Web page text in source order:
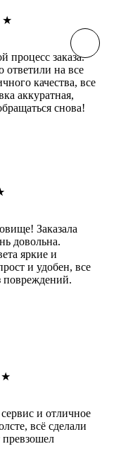
★
процесс заказа.
на все
качества, все
аккуратная,
снова!
Заказала
довольна.
яркие и
и удобен, все
повреждений.
★
и отличное
всё сделали
превзошел